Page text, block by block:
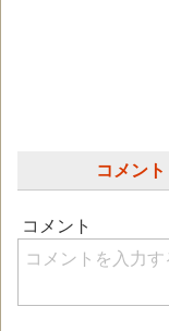
コメント